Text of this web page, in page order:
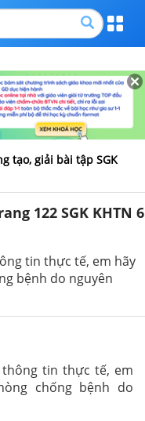
tạo, giải bài tập SGK
122 SGK KHTN 6
tin thực tế, em hãy
bệnh do nguyên
tin thực tế, em
chống bệnh do